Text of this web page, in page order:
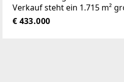
Verkauf steht ein 1.715 m²
ruhiger Lage in
€ 433.000